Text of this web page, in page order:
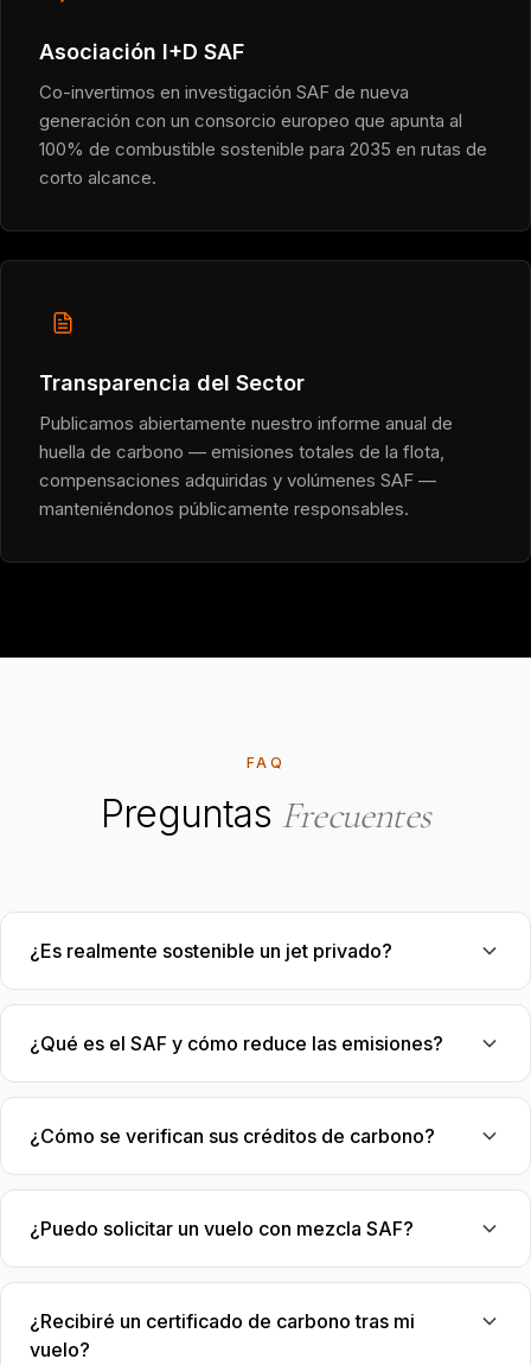
Asociación I+D SAF
Co-invertimos en investigación SAF de nueva
generación con un consorcio europeo que apunta al
100% de combustible sostenible para 2035 en rutas de
corto alcance.
Transparencia del Sector
Publicamos abiertamente nuestro informe anual de
huella de carbono — emisiones totales de la flota,
compensaciones adquiridas y volúmenes SAF —
manteniéndonos públicamente responsables.
FAQ
Preguntas Frecuentes
¿Es realmente sostenible un jet privado?
¿Qué es el SAF y cómo reduce las emisiones?
¿Cómo se verifican sus créditos de carbono?
¿Puedo solicitar un vuelo con mezcla SAF?
¿Recibiré un certificado de carbono tras mi
vuelo?